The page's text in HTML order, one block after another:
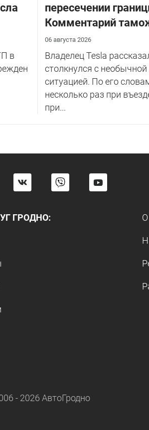
в
пересечении
Комментарий
06 августа 2026
Владелец Tesla
столкнулся с необычной
ситуацией. По его
несколько раз при
при...
ГРОДНО:
- 2026 АвтоГродно